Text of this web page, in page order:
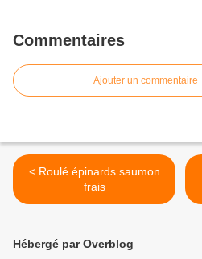
Commentaires
Ajouter un commentaire
< Roulé épinards saumon
frais
Hébergé par Overblog